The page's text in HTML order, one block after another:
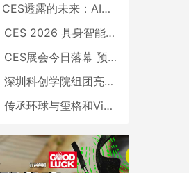
CES透露的未来：AI、机器人与智能生活大爆发
CES 2026 具身智能与创新领域 中国公司大放异彩
CES展会今日落幕 预计2026行业收入将超五千亿美元
深圳科创学院组团亮相CES 广受好评
传丞环球与玺格和VibeLens共同推出全新耳机